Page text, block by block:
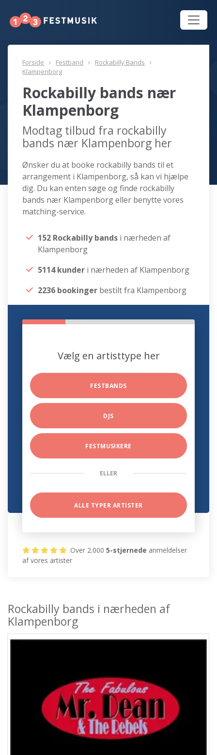
Forside Festband
Rockabilly Bands
Klampenborg
Rockabilly bands nær
Klampenborg
Modtag tilbud fra rockabilly
bands nær Klampenborg her
Ønsker du at booke rockabilly bands til et
arrangement i Klampenborg, så kan vi hjælpe
dig. Du kan enten søge og finde rockabilly
bands nær Klampenborg eller benytte vores
matching-service.
152 Rockabilly bands i nærheden af
Klampenborg
5114 kunder i nærheden af Klampenborg
2236 bookinger bestilt fra Klampenborg
Vælg en artisttype her
FESTBANDS
DJS
FESTMUSIKERE
ELLER
ALLE TYPER ARTISTER
Over 2.0005-stjernede anmeldelser
af vores artister
Rockabilly bands i nærheden af
Klampenborg